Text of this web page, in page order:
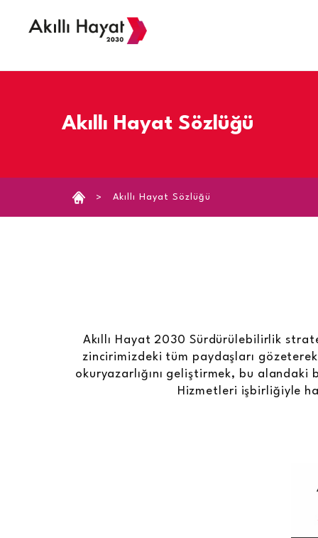
Akıllı Hayat Sözlüğü
Akıllı Hayat Sözlüğü
Akıllı Hayat 2030 Sürdürülebilirlik
zincirimizdeki tüm paydaşları
okuryazarlığını geliştirmek, bu alandaki
Hizmetleri işbirliğiyle